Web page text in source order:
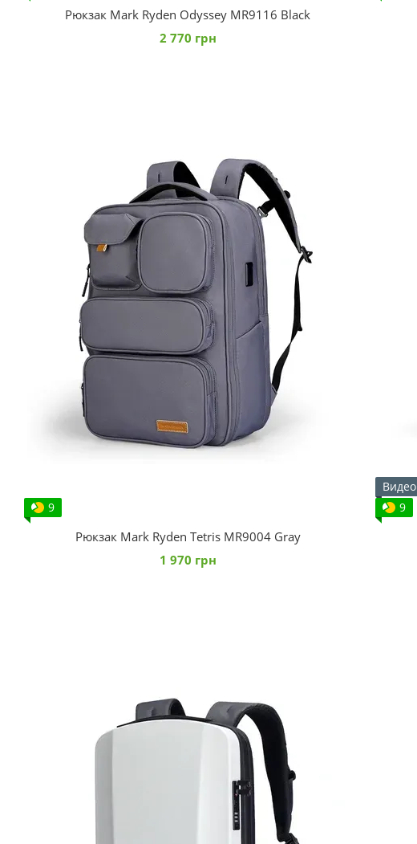
Рюкзак Mark Ryden Odyssey MR9116 Black
2 770 грн
9
Рюкзак Mark Ryden Tetris MR9004 Gray
1 970 грн
Видео
9